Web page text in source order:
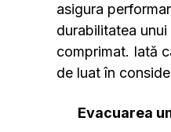
asigura
durabilitatea
comprimat. Iată
de luat în
Evacuarea